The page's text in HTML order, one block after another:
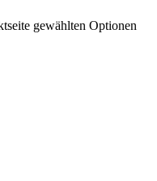
gewählten Optionen